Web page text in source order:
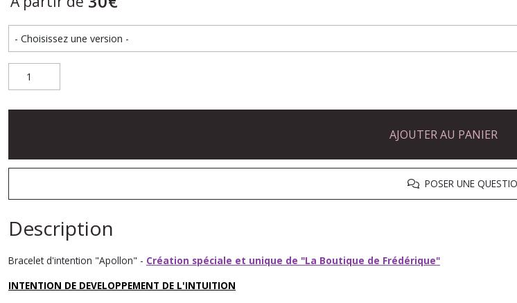
AJOUTER AU PANIER
POSER UNE
Description
Bracelet d'intention "Apollon" - Création spéciale et unique de "La Boutique de Frédérique"
INTENTION DE DEVELOPPEMENT DE L'INTUITION